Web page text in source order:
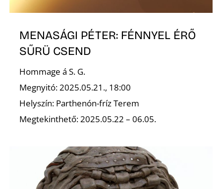
MENASÁGI PÉTER: FÉNNYEL ÉRŐ
SŰRÜ CSEND
Hommage á S. G.
Megnyitó: 2025.05.21., 18:00
Helyszín: Parthenón-fríz Terem
Megtekinthető: 2025.05.22 – 06.05.